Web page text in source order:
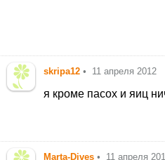
skripa12 • 11 апреля 2012
я кроме пасох и яиц
Marta-Dives • 11 апреля